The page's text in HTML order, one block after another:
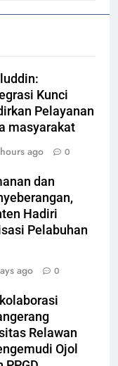
Kunci
Pelayanan
masyarakat
ago 0
dan
Hadiri
Pelabuhan
ago 0
Relawan
Ojol